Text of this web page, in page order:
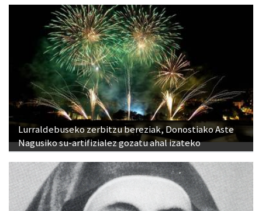
Lurraldebuseko zerbitzu bereziak, Donostiako Aste
Nagusiko su-artifizialez gozatu ahal izateko